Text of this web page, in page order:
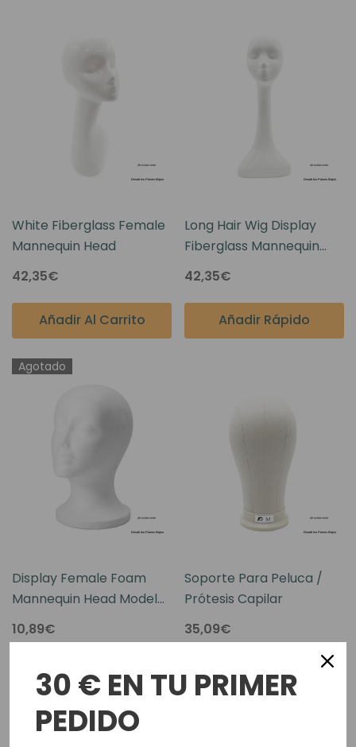
White Fiberglass Female
Mannequin Head
42,35€
Añadir Al Carrito
Long Hair Wig Display
Fiberglass Mannequin
Head High White Female
42,35€
Añadir Rápido
Agotado
Display Female Foam
Mannequin Head Model
Hat Wig Display Stand
Rack White
10,89€
Agotado
Soporte Para Peluca /
Prótesis Capilar
35,09€
Añadir Al Carrito
30 € EN TU PRIMER
PEDIDO